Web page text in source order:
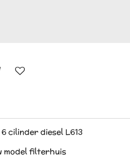
cilinder diesel L613
model filterhuis